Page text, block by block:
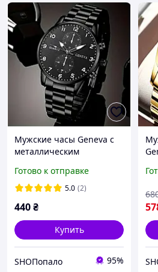
Мужские часы Geneva с
металлическим
Готово к отправке
5.0 (2)
440₴
Купить
SHOПопало 95%